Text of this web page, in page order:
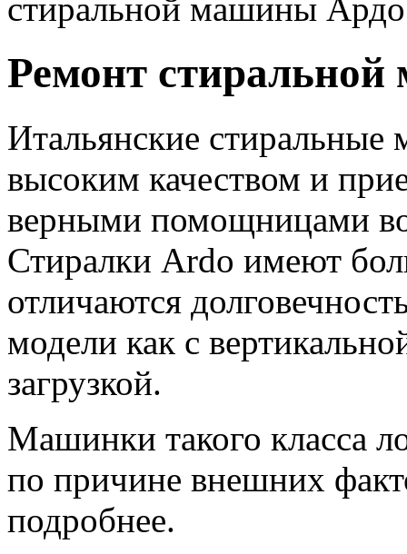
стиральной машины
Ремонт
Итальянские
высоким качеством и
верными помощницами
Стиралки Ardo имеют
отличаются
модели как с
загрузкой.
Машинки такого класса
по причине внешних
подробнее.